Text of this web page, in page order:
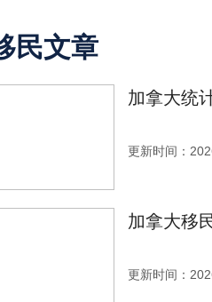
民文章
加拿大统
更新时间：
加拿大移
更新时间：